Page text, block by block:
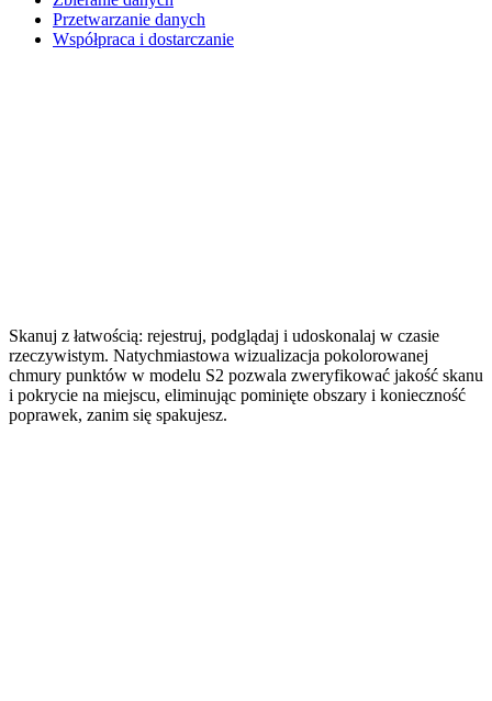
Przetwarzanie danych
Współpraca i dostarczanie
Skanuj z łatwością: rejestruj, podglądaj i udoskonalaj w czasie
rzeczywistym. Natychmiastowa wizualizacja pokolorowanej
chmury punktów w modelu S2 pozwala zweryfikować jakość skanu
i pokrycie na miejscu, eliminując pominięte obszary i konieczność
poprawek, zanim się spakujesz.